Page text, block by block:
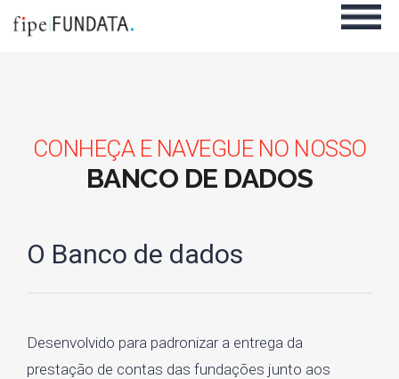
CONHEÇA E NAVEGUE NO NOSSO
BANCO DE DADOS
O Banco de dados
Desenvolvido para padronizar a entrega da
prestação de contas das fundações junto aos